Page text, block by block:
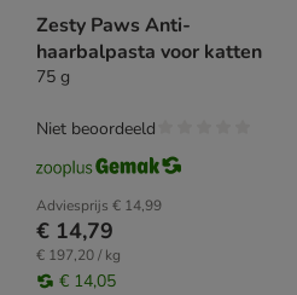
Zesty Paws Anti-
haarbalpasta voor katten
75 g
Adviesprijs € 14,99
€ 14,79
€ 197,20 / kg
€ 14,05
Niet beoordeeld